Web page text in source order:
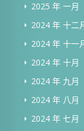
2025 年 一月
2024 年 十二
2024 年 十一
2024 年 十月
2024 年 九月
2024 年 八月
2024 年 七月